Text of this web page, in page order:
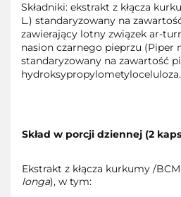
Składniki: ekstrakt z kłącza
L.) standaryzowany na
zawierający lotny związek ar-
nasion czarnego pieprzu (Piper
standaryzowany na zawartość
hydroksypropylometyloceluloza.
Skład w porcji dziennej (2
Ekstrakt z kłącza kurkumy /
longa), w tym: